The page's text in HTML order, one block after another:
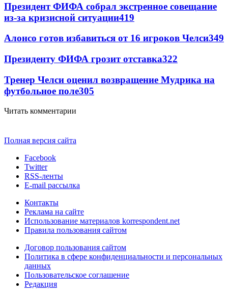
Президент ФИФА собрал экстренное совещание
из-за кризисной ситуации419
Алонсо готов избавиться от 16 игроков Челси349
Президенту ФИФА грозит отставка322
Тренер Челси оценил возвращение Мудрика на
футбольное поле305
Читать комментарии
Полная версия сайта
Facebook
Twitter
RSS-ленты
E-mail рассылка
Контакты
Реклама на сайте
Использование материалов korrespondent.net
Правила пользования сайтом
Договор пользования сайтом
Политика в сфере конфиденциальности и персональных
данных
Пользовательское соглашение
Редакция